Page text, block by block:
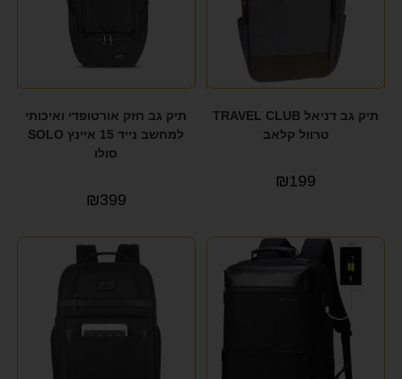
תיק גב דניאל TRAVEL CLUB
טרוול קלאב
₪199
תיק גב חזק אורטופדי ואיכותי
למחשב נייד 15 איינץ SOLO
סולו
₪399